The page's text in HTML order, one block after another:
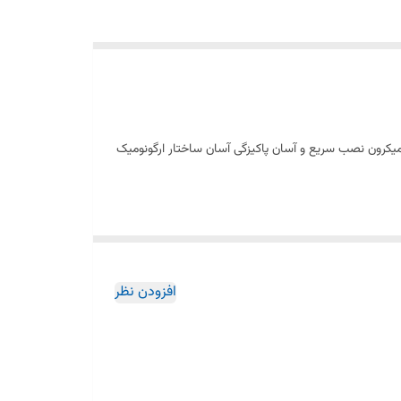
سرامیکی مقاوم در برابر دما و فشار باال دارای پرالتور کاهنده مصرف آب پوشش رنگ از نوع پودری الکترواستاتیک با ضخامت بیش از 100 میکرون نصب سریع و آسان پاکیزگی آسان ساختار ارگونومیک
افزودن نظر